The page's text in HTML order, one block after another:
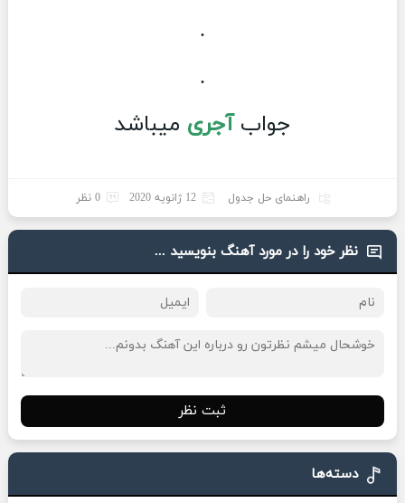
.
.
جوابآجری میباشد
راهنمای حل جدول 12 ژانویه 2020 0 نظر
نظر خود را در مورد آهنگ بنویسید ...
ثبت نظر
دسته‌ها